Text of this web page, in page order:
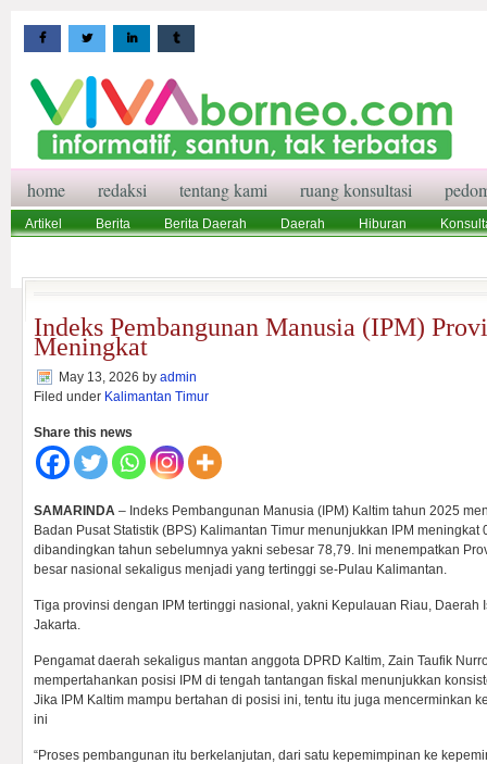
home redaksi tentang kami ruang konsultasi
Artikel Berita Berita Daerah Daerah Hiburan
Indeks Pembangunan Manusia (IPM)
Meningkat
May 13, 2026 by admin
Filed under Kalimantan Timur
Share this news
SAMARINDA – Indeks Pembangunan Manusia (IPM) Kaltim tahun 2025
Badan Pusat Statistik (BPS) Kalimantan Timur menunjukkan IPM meningkat
dibandingkan tahun sebelumnya yakni sebesar 78,79. Ini menempatkan
besar nasional sekaligus menjadi yang tertinggi se-Pulau Kalimantan.
Tiga provinsi dengan IPM tertinggi nasional, yakni Kepulauan Riau, Daerah
Jakarta.
Pengamat daerah sekaligus mantan anggota DPRD Kaltim, Zain Taufik
mempertahankan posisi IPM di tengah tantangan fiskal menunjukkan
Jika IPM Kaltim mampu bertahan di posisi ini, tentu itu juga mencerminkan
ini
“Proses pembangunan itu berkelanjutan, dari satu kepemimpinan ke